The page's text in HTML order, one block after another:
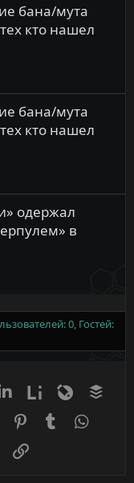
бана/мута
кто нашел
бана/мута
кто нашел
одержал
в
0, Гостей:
LinkedinLiveinternet
Livejournal
Reddit PinterestTumblr
Электронная почта